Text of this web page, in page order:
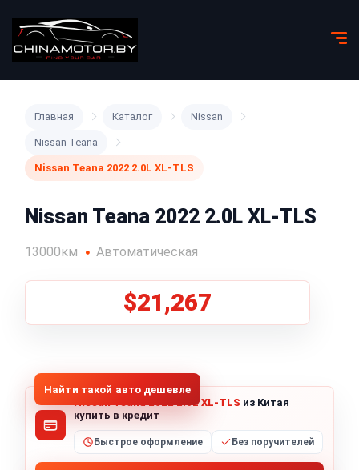
Главная Каталог Nissan
Nissan Teana
Nissan Teana 2022 2.0L XL-TLS
Nissan Teana 2022 2.0L XL-TLS
13000км Автоматическая
$21,267
Найти такой авто дешевле
Nissan Teana 2022 2.0L XL-TLS из Китая
купить в кредит
Быстрое оформление Без поручителей